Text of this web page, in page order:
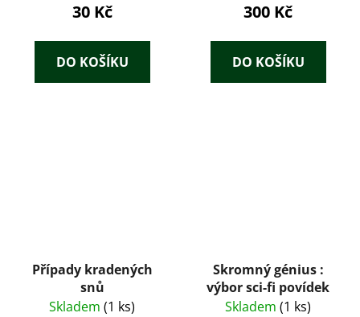
30 Kč
DO KOŠÍKU
300 Kč
DO KOŠÍKU
Případy kradených
snů
Skladem (1 ks)
Skromný génius :
výbor sci-fi povídek
Skladem (1 ks)